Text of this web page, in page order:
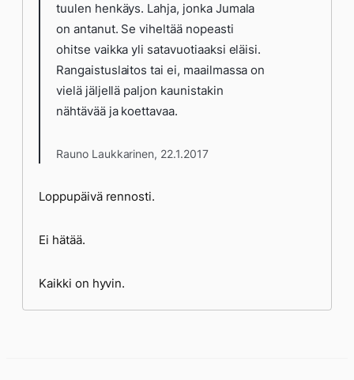
tuulen henkäys. Lahja, jonka Jumala
on antanut. Se viheltää nopeasti
ohitse vaikka yli satavuotiaaksi eläisi.
Rangaistuslaitos tai ei, maailmassa on
vielä jäljellä paljon kaunistakin
nähtävää ja koettavaa.
Rauno Laukkarinen, 22.1.2017
Loppupäivä rennosti.
Ei hätää.
Kaikki on hyvin.